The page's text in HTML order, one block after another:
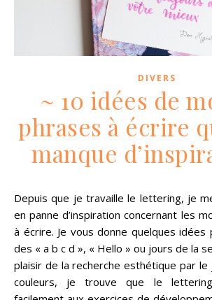
DIVERS
~ 10 idées de
phrases à écrire
manque
Depuis que je travaille le lettering, je me retrouve parfois
en panne d’inspiration concernant les
à écrire. Je vous donne quelques
des « a b c d », « Hello » ou jours de la
plaisir de la recherche esthétique par
couleurs, je trouve que le